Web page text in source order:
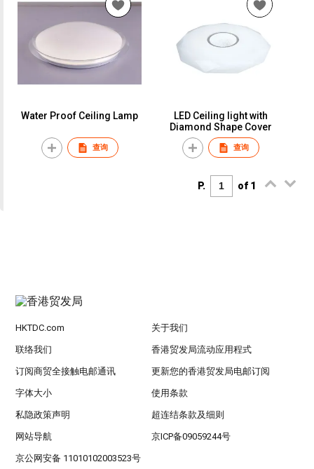
Water Proof Ceiling Lamp
查询
LED Ceiling light with
Diamond Shape Cover
查询
P. of 1
HKTDC.com 关于我们
联络我们 香港贸发局流动应用程式
订阅商贸全接触电邮通讯 更新您的香港贸发局电邮订阅
字体大小 使用条款
私隐政策声明 超连结条款及细则
网站导航 京ICP备09059244号
京公网安备 11010102003523号